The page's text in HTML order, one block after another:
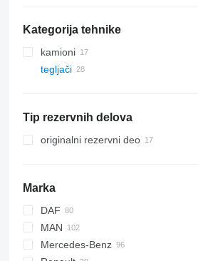
Kategorija tehnike
kamioni
tegljači
Tip rezervnih delova
originalni rezervni deo
Marka
DAF
CF
LF
F-MAX
EuroCargo
S-Way
MAN
LE
Mercedes-Benz